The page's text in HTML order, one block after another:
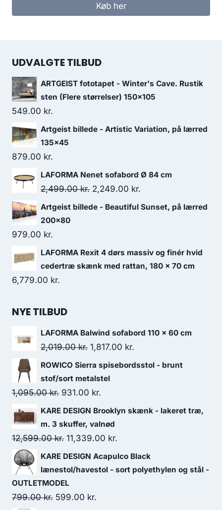
Køb her
UDVALGTE TILBUD
ARTGEIST fototapet - Winter's Cave. Rustik
sten (Flere størrelser) 150x105
549.00 kr.
Artgeist billede - Artistic Variation, på lærred
135x45
879.00 kr.
LAFORMA Nenet sofabord Ø 84 cm
2,499.00kr. 2,249.00 kr.
Artgeist billede - Beautiful Sunset, på lærred
200x80
979.00 kr.
LAFORMA Rexit 4 dørs massiv og finér hvid
cedertræ skænk med rattan, 180 x 70 cm
6,779.00 kr.
NYE TILBUD
LAFORMA Balwind sofabord 110 x 60 cm
2,019.00kr. 1,817.00 kr.
ROWICO Sierra spisebordsstol - brunt
stof/sort metalstel
1,095.00kr. 931.00 kr.
KARE DESIGN Brooklyn skænk - lakeret træ,
m. 3 skuffer, valnød
12,599.00kr. 11,339.00 kr.
KARE DESIGN Acapulco Black
lænestol/havestol - sort polyethylen og stål -
OUTLETMODEL
799.00kr. 599.00 kr.